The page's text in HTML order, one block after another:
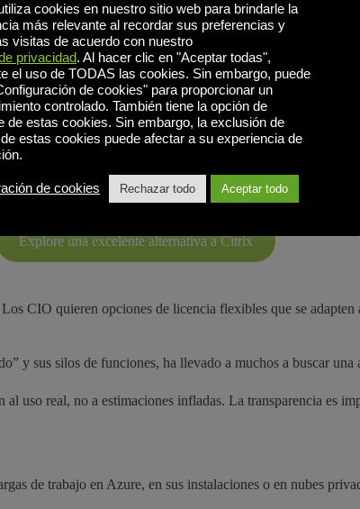
la simplicidad lista para usar. Permitimos a los equipos
con la capacidad de respuesta del servicio de
de espacios de trabajo virtuales, sin obligar a los
técnicos asignados y documentación escrita
Explore una excelente alternativa a Citrix
CIO quieren opciones de licencia flexibles que se
y sus silos de funciones, ha llevado a muchos a buscar una
uso real, no a estimaciones infladas. La transparencia es
de trabajo en Azure, en sus instalaciones o en nubes
cookies en nuestro sitio web para brindarle la
más relevante al recordar sus preferencias y
visitas de acuerdo con nuestro
privacidad. Al hacer clic en "Aceptar todas",
el uso de TODAS las cookies. Sin embargo, puede
de cookies" para proporcionar un
controlado. También tiene la opción de
de estas cookies. Sin embargo, la exclusión de
estas cookies puede afectar a su experiencia de
de cookies Rechazar todo Aceptar todo